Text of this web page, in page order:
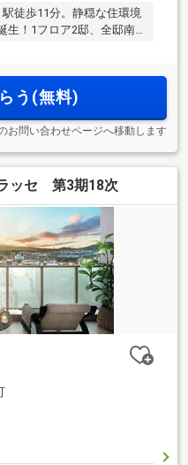
駅徒歩11分。静穏な住環境
生！1フロア2邸、全邸南
う(無料)
お問い合わせページへ移動します
ッセ 第3期18次